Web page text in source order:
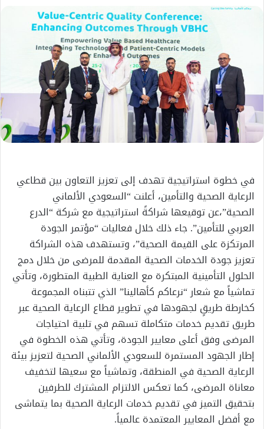
إلكترونيا
في خطوة استراتيجية تهدف إلى تعزيز التعاون بين قطاعي
الرعاية الصحية والتأمين، أعلنت “السعودي الألماني
الصحية”،عن توقيعها شراكةً استراتيجية مع شركة “الدرع
العربي للتأمين”. جاء ذلك خلال فعاليات “مؤتمر الجودة
المرتكزة على القيمة الصحية”، وتستهدف هذه الشراكة
تعزيز جودة الخدمات الصحية المقدمة للمرضى من خلال دمج
الحلول التأمينية المبتكرة مع العناية الطبية المتطورة، وتأتي
تماشياً مع شعار “نرعاكم كأهالينا” الذي تتبناه المجموعة
كخارطة طريقٍ لجهودها في تطوير قطاع الرعاية الصحية عبر
طريق تقديم خدمات متكاملة تسهم في تلبية احتياجات
المرضى وفق أعلى معايير الجودة، وتأتي هذه الخطوة في
إطار الجهود المستمرة للسعودي الألماني الصحية لتعزيز بيئة
الرعاية الصحية في المنطقة، وتماشياً مع سعيها لتخفيف
معاناة المرضى، كما تعكس الالتزام المشترك للطرفين
بتحقيق التميز في تقديم خدمات الرعاية الصحية بما يتماشى
مع أفضل المعايير المعتمدة عالمياً.